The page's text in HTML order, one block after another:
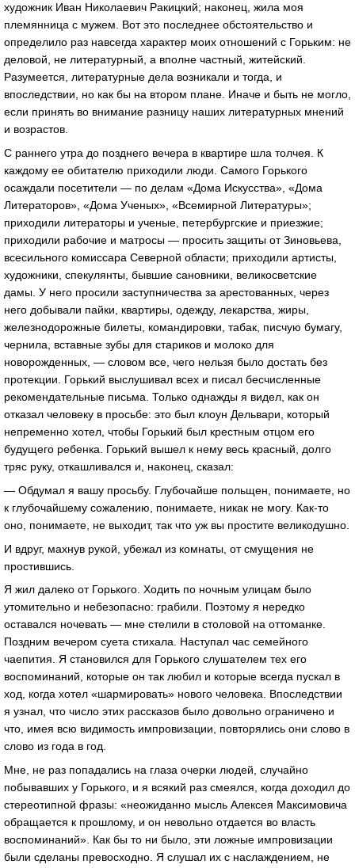
художник Иван Николаевич Ракицкий; наконец, жила моя
племянница с мужем. Вот это последнее обстоятельство и
определило раз навсегда характер моих отношений с Горьким: не
деловой, не литературный, а вполне частный, житейский.
Разумеется, литературные дела возникали и тогда, и
впоследствии, но как бы на втором плане. Иначе и быть не могло,
если принять во внимание разницу наших литературных мнений
и возрастов.
С раннего утра до позднего вечера в квартире шла толчея. К
каждому ее обитателю приходили люди. Самого Горького
осаждали посетители — по делам «Дома Искусства», «Дома
Литераторов», «Дома Ученых», «Всемирной Литературы»;
приходили литераторы и ученые, петербургские и приезжие;
приходили рабочие и матросы — просить защиты от Зиновьева,
всесильного комиссара Северной области; приходили артисты,
художники, спекулянты, бывшие сановники, великосветские
дамы. У него просили заступничества за арестованных, через
него добывали пайки, квартиры, одежду, лекарства, жиры,
железнодорожные билеты, командировки, табак, писчую бумагу,
чернила, вставные зубы для стариков и молоко для
новорожденных, — словом все, чего нельзя было достать без
протекции. Горький выслушивал всех и писал бесчисленные
рекомендательные письма. Только однажды я видел, как он
отказал человеку в просьбе: это был клоун Дельвари, который
непременно хотел, чтобы Горький был крестным отцом его
будущего ребенка. Горький вышел к нему весь красный, долго
тряс руку, откашливался и, наконец, сказал:
— Обдумал я вашу просьбу. Глубочайше польщен, понимаете, но
к глубочайшему сожалению, понимаете, никак не могу. Как-то
оно, понимаете, не выходит, так что уж вы простите великодушно.
И вдруг, махнув рукой, убежал из комнаты, от смущения не
простившись.
Я жил далеко от Горького. Ходить по ночным улицам было
утомительно и небезопасно: грабили. Поэтому я нередко
оставался ночевать — мне стелили в столовой на оттоманке.
Поздним вечером суета стихала. Наступал час семейного
чаепития. Я становился для Горького слушателем тех его
воспоминаний, которые он так любил и которые всегда пускал в
ход, когда хотел «шармировать» нового человека. Впоследствии
я узнал, что число этих рассказов было довольно ограничено и
что, имея всю видимость импровизации, повторялись они слово в
слово из года в год.
Мне, не раз попадались на глаза очерки людей, случайно
побывавших у Горького, и я всякий раз смеялся, когда доходил до
стереотипной фразы: «неожиданно мысль Алексея Максимовича
обращается к прошлому, и он невольно отдается во власть
воспоминаний». Как бы то ни было, эти ложные импровизации
были сделаны превосходно. Я слушал их с наслаждением, не